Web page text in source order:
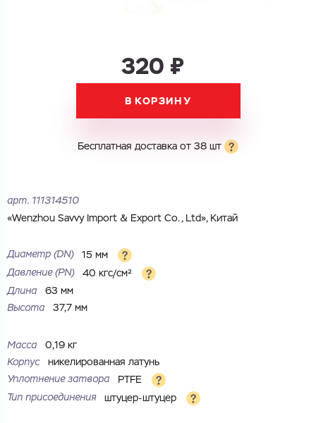
Электронная почта
Комментарий
Cоглашаюсь на обработку
Cоглашаюсь на обработку персональных данных
Электронная почта
МБ)
320 ₽
В КОРЗИНУ
Бесплатная доставка от 38 шт
арт. 111314510
«Wenzhou Savvy Import & Export Co., Ltd», Китай
Диаметр (DN)
15 мм
Давление (РN)
40 кгс/см²
Длина
63 мм
Высота
37,7 мм
Масса
0,19 кг
Корпус
никелированная латунь
Уплотнение затвора
PTFE
Тип присоединения
штуцер-штуцер